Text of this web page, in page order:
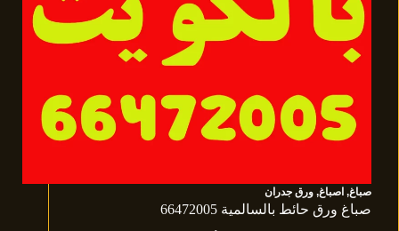
صباغ, اصباغ, ورق جدران
صباغ ورق حائط بالسالمية 66472005